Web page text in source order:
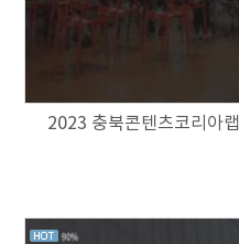
2023 충북콘텐츠코리아